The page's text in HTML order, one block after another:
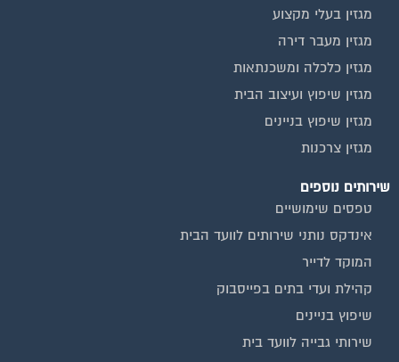
מגזין בעלי מקצוע
מגזין מעבר דירה
מגזין כלכלה ומשכנתאות
מגזין שיפוץ ועיצוב הבית
מגזין שיפוץ בניינים
מגזין צרכנות
שירותים נוספים
טפסים שימושיים
אינדקס נותני שירותים לוועד הבית
המוקד לדייר
קהילת ועדי בתים בפייסבוק
שיפוץ בניינים
שירותי גבייה לוועד בית